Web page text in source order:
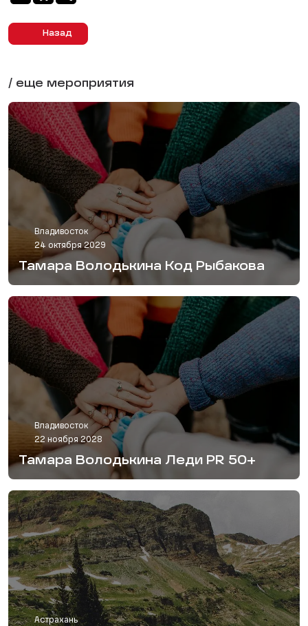
Назад
/ еще мероприятия
Владивосток
24 октября 2029
Тамара Володькина Код Рыбакова
Владивосток
22 ноября 2028
Тамара Володькина Леди PR 50+
Астрахань